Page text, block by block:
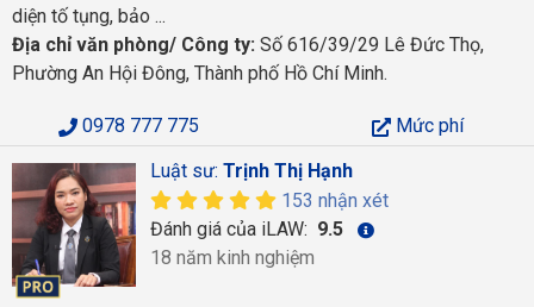
diện tố tụng, bảo ...
Địa chỉ văn phòng/ Công ty: Số 616/39/29 Lê Đức Thọ,
Phường An Hội Đông, Thành phố Hồ Chí Minh.
0978 777 775
Mức phí
Luật sư: Trịnh Thị Hạnh
153 nhận xét
Đánh giá của iLAW: 9.5
18 năm kinh nghiệm